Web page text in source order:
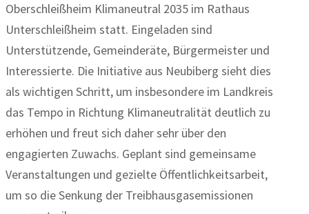
Oberschleißheim Klimaneutral 2035 im Rathaus
Unterschleißheim statt. Eingeladen sind
Unterstützende, Gemeinderäte, Bürgermeister und
Interessierte. Die Initiative aus Neubiberg sieht dies
als wichtigen Schritt, um insbesondere im Landkreis
das Tempo in Richtung Klimaneutralität deutlich zu
erhöhen und freut sich daher sehr über den
engagierten Zuwachs. Geplant sind gemeinsame
Veranstaltungen und gezielte Öffentlichkeitsarbeit,
um so die Senkung der Treibhausgasemissionen